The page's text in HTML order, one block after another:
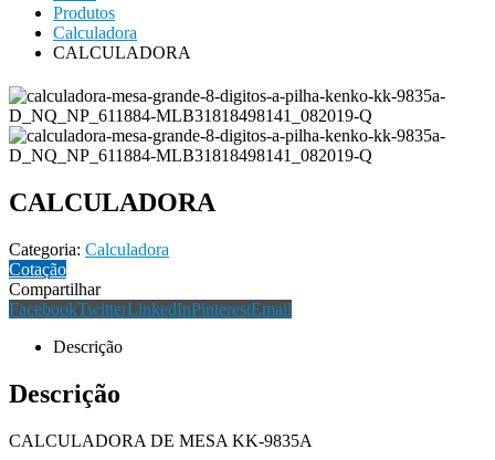
Produtos
Calculadora
CALCULADORA
CALCULADORA
Categoria: Calculadora
Cotação
Compartilhar
FacebookTwitterLinkedInPinterestEmail
Descrição
Descrição
CALCULADORA DE MESA KK-9835A